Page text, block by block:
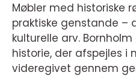
Møbler med historiske
praktiske genstande –
kulturelle arv.
historie, der afspejles i
videregivet gennem